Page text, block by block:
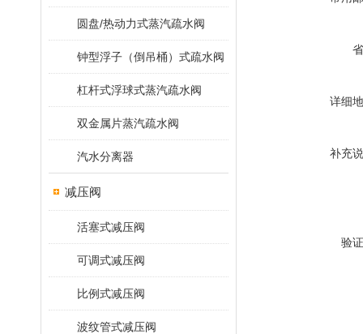
圆盘/热动力式蒸汽疏水阀
钟型浮子（倒吊桶）式疏水阀
杠杆式浮球式蒸汽疏水阀
双金属片蒸汽疏水阀
汽水分离器
减压阀
活塞式减压阀
可调式减压阀
比例式减压阀
波纹管式减压阀
详细
补充
验